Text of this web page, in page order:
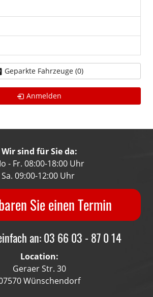
Geparkte Fahrzeuge (0)
Anmelden
Wir sind für Sie da:
- Fr. 08:00-18:00 Uhr
Sa. 09:00-12:00 Uhr
Sie einen Termin
an: 03 66 03 - 87 0 14
Location:
Geraer Str. 30
Wünschendorf